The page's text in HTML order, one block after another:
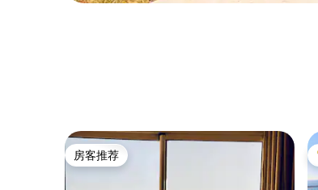
房客推荐
房客推荐